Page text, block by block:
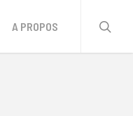
A PROPOS